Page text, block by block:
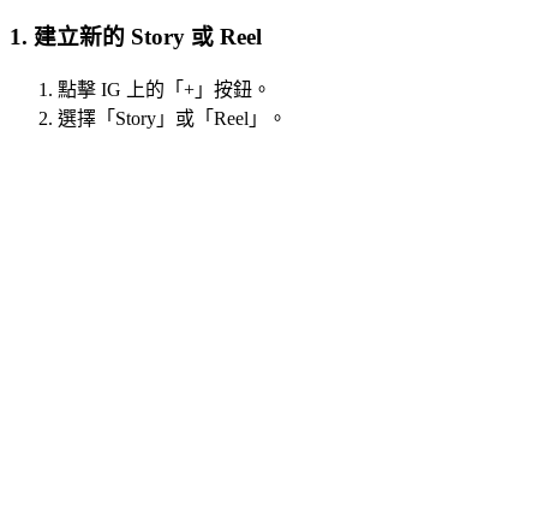
1. 建立新的 Story 或 Reel
點擊 IG 上的「+」按鈕。
選擇「Story」或「Reel」。